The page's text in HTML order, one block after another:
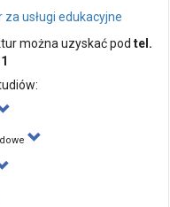
usługi edukacyjne
można uzyskać pod tel.